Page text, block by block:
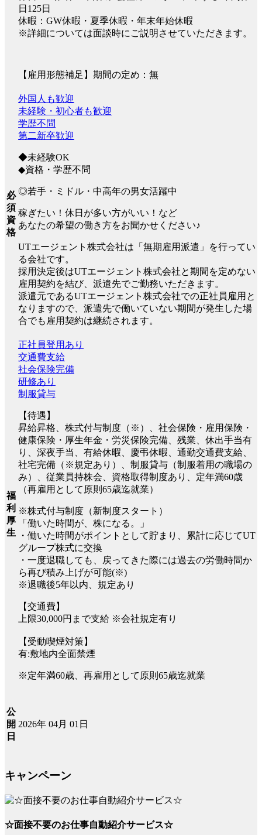
日125日
休暇：GW休暇・夏季休暇・年末年始休暇
※詳細については面談時にご説明させていただきます。
【雇用形態補足】期間の定め：無
必
須
資
格
外国人も歓迎
未経験・初心者も歓迎
学歴不問
第二新卒歓迎
◆未経験OK
◆資格・学歴不問
◎若手・ミドル・中高年の男女活躍中
稼ぎたい！休日が多い方がいい！など
あなたの希望の働き方をお聞かせください♪
UTエージェント株式会社は「無期雇用派遣」を行ってい
る会社です。
採用決定後はUTエージェント株式会社と期間を定めない
雇用契約を結び、派遣先でご勤務いただきます。
派遣元であるUTエージェント株式会社での正社員雇用と
なりますので、派遣先で働いていない期間が発生した場
合でも雇用契約は継続されます。
福
利
厚
生
正社員登用あり
交通費支給
社会保険完備
研修あり
制服貸与
【待遇】
昇給昇格、株式付与制度（※）、社会保険・雇用保険・
健康保険・厚生年金・労災保険完備、残業、休出手当有
り、深夜手当、有給休暇、慶弔休暇、通勤交通費支給、
社宅完備（※規定あり）、制服貸与（制服着用の職場の
み）、従業員持株会、資格取得制度あり、定年満60歳
（再雇用として原則65歳迄就業）
※株式付与制度（新制度スタート）
「働いた時間が、株になる。」
・働いた時間がポイントとして貯まり、累計に応じてUT
グループ株式に交換
・一度退職しても、戻ってきた際には過去の労働時間か
ら再び積み上げが可能(※)
※退職後5年以内、規定あり
【交通費】
上限30,000円まで支給 ※会社規定有り
【受動喫煙対策】
有:敷地内全面禁煙
※定年満60歳、再雇用として原則65歳迄就業
公
開
日
2026年 04月 01日
キャンペーン
☆面接不要のお仕事自動紹介サービス☆